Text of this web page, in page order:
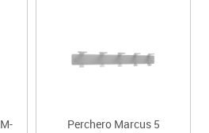
Perchero Marcus 5